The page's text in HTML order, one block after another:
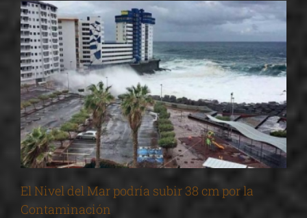
El Nivel del Mar podría subir 38 cm por la
Contaminación